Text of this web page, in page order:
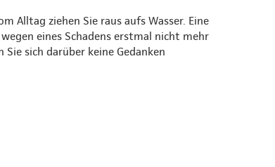
Alltag ziehen Sie raus aufs Wasser. Eine
eines Schadens erstmal nicht mehr
sich darüber keine Gedanken